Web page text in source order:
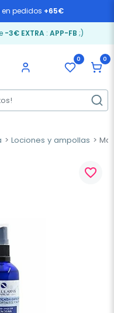
pedidos +65€
-3€ EXTRA: APP-FB ;)
0 0
Lociones y ampollas
favorite_border